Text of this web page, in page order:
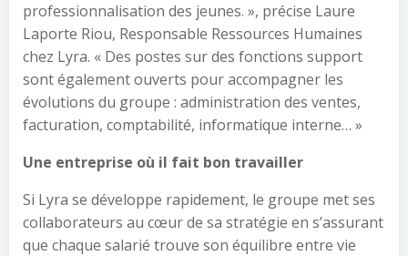
professionnalisation des jeunes. », précise Laure
Laporte Riou, Responsable Ressources Humaines
chez Lyra. « Des postes sur des fonctions support
sont également ouverts pour accompagner les
évolutions du groupe : administration des ventes,
facturation, comptabilité, informatique interne… »
Une entreprise où il fait bon travailler
Si Lyra se développe rapidement, le groupe met ses
collaborateurs au cœur de sa stratégie en s’assurant
que chaque salarié trouve son équilibre entre vie